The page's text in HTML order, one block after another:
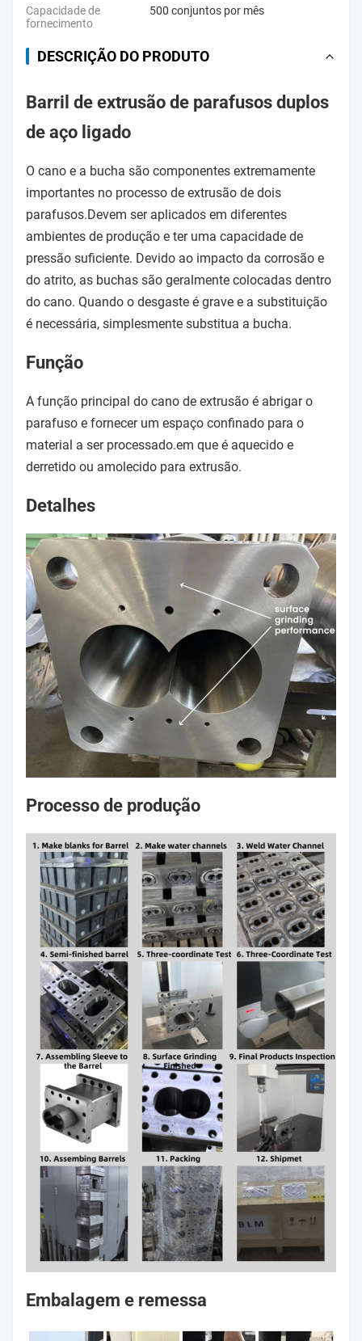
Capacidade de
fornecimento
500 conjuntos por mês
DESCRIÇÃO DO PRODUTO
Barril de extrusão de parafusos duplos
de aço ligado
O cano e a bucha são componentes extremamente
importantes no processo de extrusão de dois
parafusos.Devem ser aplicados em diferentes
ambientes de produção e ter uma capacidade de
pressão suficiente. Devido ao impacto da corrosão e
do atrito, as buchas são geralmente colocadas dentro
do cano. Quando o desgaste é grave e a substituição
é necessária, simplesmente substitua a bucha.
Função
A função principal do cano de extrusão é abrigar o
parafuso e fornecer um espaço confinado para o
material a ser processado.em que é aquecido e
derretido ou amolecido para extrusão.
Detalhes
Processo de produção
Embalagem e remessa